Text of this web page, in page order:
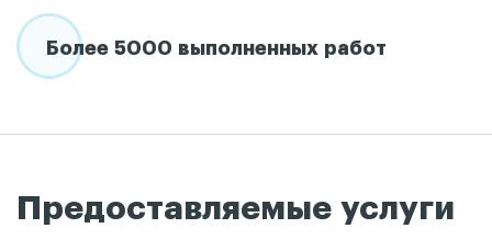
Более 5000 выполненных работ
Предоставляемые услуги